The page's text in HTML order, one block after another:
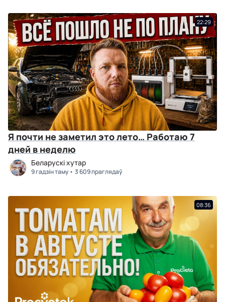
22:29
Я почти не заметил это лето… Работаю 7
дней в неделю
Беларускі хутар
9 гадзін таму 3 609 праглядаў
08:36